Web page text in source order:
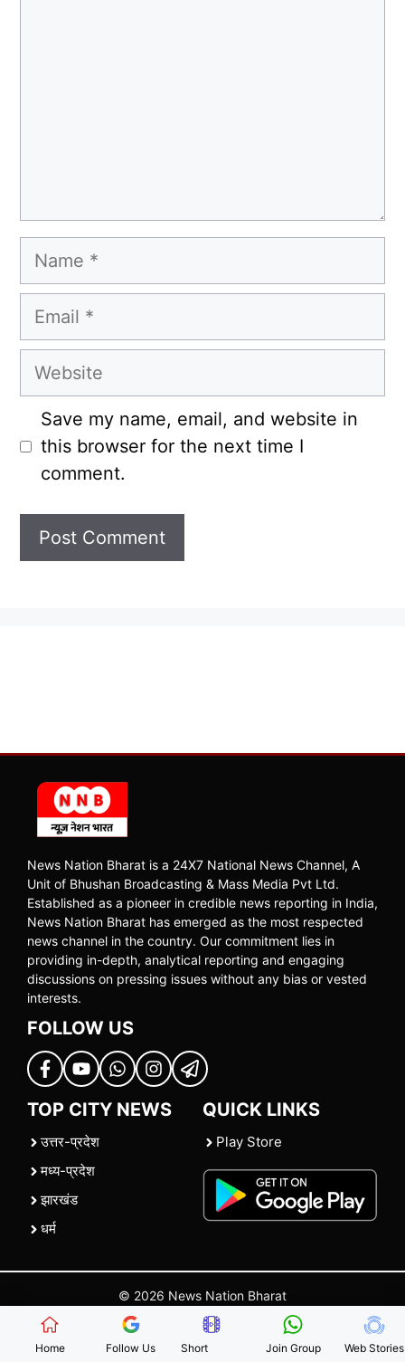
Name
Email
Website
Save my name, email, and website in
this browser for the next time I
comment.
News Nation Bharat is a 24X7 National News Channel, A
Unit of Bhushan Broadcasting & Mass Media Pvt Ltd.
Established as a pioneer in credible news reporting in India,
News Nation Bharat has emerged as the most respected
news channel in the country. Our commitment lies in
providing in-depth, analytical reporting and engaging
discussions on pressing issues without any bias or vested
interests.
FOLLOW US
TOP CITY NEWS
उत्तर-प्रदेश
मध्य-प्रदेश
झारखंड
धर्म
QUICK LINKS
Play Store
© 2026 News Nation Bharat
| |Contact Us |Policies Terms and Conditions
Home Follow Us Short Join Group Web Stories